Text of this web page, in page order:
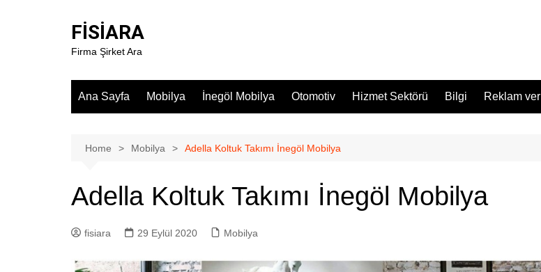
FİSİARA
Firma Şirket Ara
Ana Sayfa Mobilya İnegöl Mobilya Otomotiv Hizmet Sektörü Bilgi Reklam ver
Home Mobilya Adella Koltuk Takımı İnegöl Mobilya
Adella Koltuk Takımı İnegöl Mobilya
fisiara 29 Eylül 2020 Mobilya